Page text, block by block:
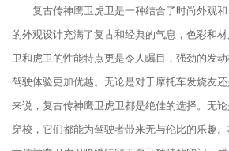
复古传神鹰卫虎卫是一种结合了时尚外观
的外观设计充满了复古和经典的气息，色彩和
卫和虎卫的性能特点更是令人瞩目，强劲的发
驾驶体验更加优越。无论是对于摩托车发烧友
来说，复古传神鹰卫虎卫都是绝佳的选择。无
穿梭，它们都能为驾驶者带来无与伦比的乐趣